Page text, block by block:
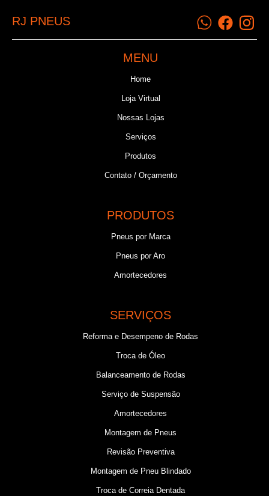
RJ PNEUS
MENU
Home
Loja Virtual
Nossas Lojas
Serviços
Produtos
Contato / Orçamento
PRODUTOS
Pneus por Marca
Pneus por Aro
Amortecedores
SERVIÇOS
Reforma e Desempeno de Rodas
Troca de Óleo
Balanceamento de Rodas
Serviço de Suspensão
Amortecedores
Montagem de Pneus
Revisão Preventiva
Montagem de Pneu Blindado
Troca de Correia Dentada